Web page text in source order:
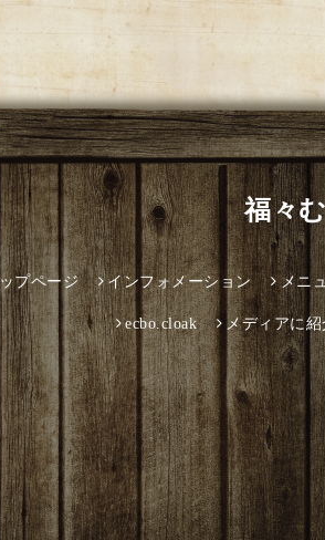
福々
プページ インフォメーション メニ
ecbo.cloak メディアに